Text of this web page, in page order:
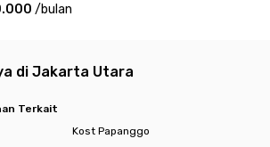
/bulan
di Jakarta Utara
Terkait
Kost Papanggo